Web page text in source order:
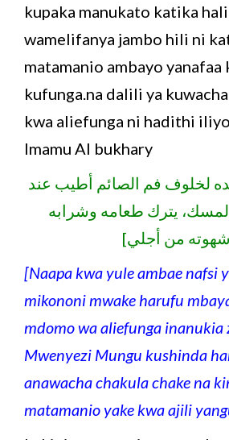
kupaka manukato katika hali
wamelifanya jambo hili ni
matamanio ambayo yanafaa
kufunga.na dalili ya
kwa aliefunga ni hadithi
Imamu Al bukhary
لخلوف فم الصائم أطيب عند
يترك طعامه وشرابه
من أجلي]
[Naapa kwa yule ambae nafsi
mikononi mwake harufu
mdomo wa aliefunga inanukia
Mwenyezi Mungu kushinda
anawacha chakula chake na
matamanio yake kwa ajili